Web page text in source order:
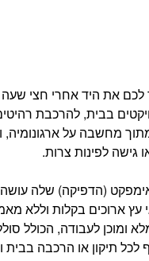
את היד אחרי חצי
גישה לפינות צרות.
עץ ארוכים בקלות
לכל תיקון או הרכבה בבית